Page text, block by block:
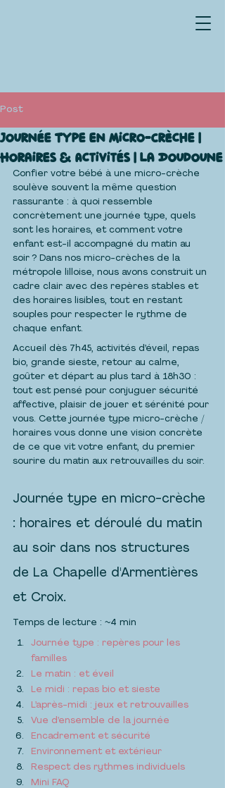
Post
Journée Type en Micro-Crèche |
Horaires & Activités | La Doudoune
Confier votre bébé à une micro-crèche
soulève souvent la même question
rassurante : à quoi ressemble
concrètement une journée type, quels
sont les horaires, et comment votre
enfant est-il accompagné du matin au
soir ? Dans nos micro-crèches de la
métropole lilloise, nous avons construit un
cadre clair avec des repères stables et
des horaires lisibles, tout en restant
souples pour respecter le rythme de
chaque enfant.
Accueil dès 7h45, activités d’éveil, repas
bio, grande sieste, retour au calme,
goûter et départ au plus tard à 18h30 :
tout est pensé pour conjuguer sécurité
affective, plaisir de jouer et sérénité pour
vous. Cette journée type micro-crèche /
horaires vous donne une vision concrète
de ce que vit votre enfant, du premier
sourire du matin aux retrouvailles du soir.
Journée type en micro-crèche
: horaires et déroulé du matin
au soir dans nos structures
de La Chapelle d'Armentières
et Croix.
Temps de lecture : ~4 min
Journée type : repères pour les
familles
Le matin : et éveil
Le midi : repas bio et sieste
L’après-midi : jeux et retrouvailles
Vue d’ensemble de la journée
Encadrement et sécurité
Environnement et extérieur
Respect des rythmes individuels
Mini FAQ